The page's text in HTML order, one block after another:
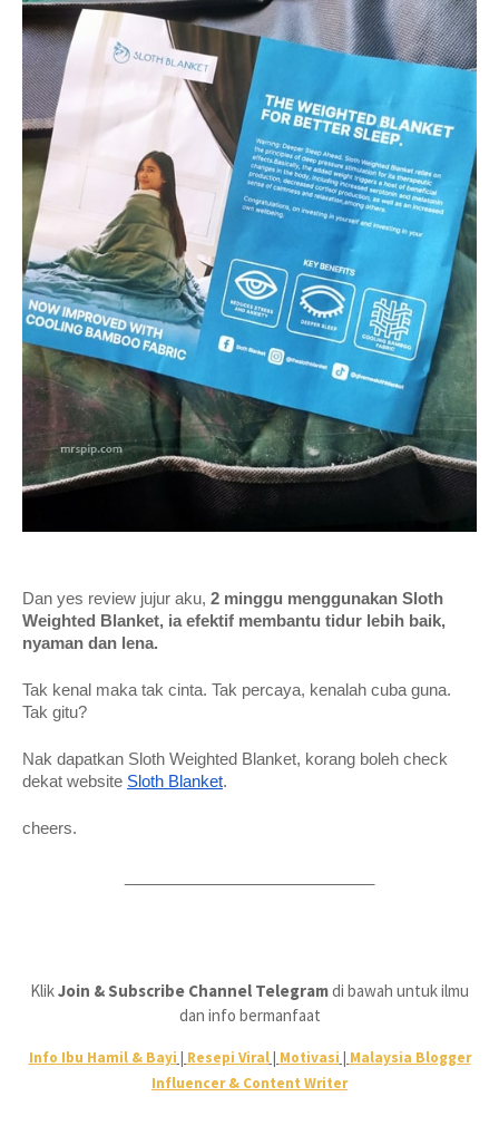
Dan yes review jujur aku, 2 minggu menggunakan Sloth
Weighted Blanket, ia efektif membantu tidur lebih baik,
nyaman dan lena.
Tak kenal maka tak cinta. Tak percaya, kenalah cuba guna.
Tak gitu?
Nak dapatkan Sloth Weighted Blanket, korang boleh check
dekat website Sloth Blanket.
cheers.
KlikJoin & Subscribe Channel Telegramdi bawah untuk ilmu
dan info bermanfaat
Info Ibu Hamil & Bayi | Resepi Viral| Motivasi | Malaysia Blogger
Influencer & Content Writer